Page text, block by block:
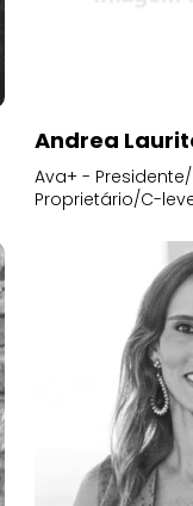
Andrea
Ava+ -
Proprietário/C-